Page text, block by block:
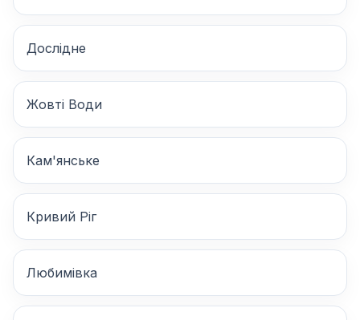
Дослідне
Жовті Води
Кам'янське
Кривий Ріг
Любимівка